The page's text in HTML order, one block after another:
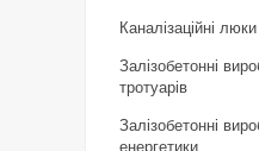
Каналізаційні люки
Залізобетонні
тротуарів
Залізобетонні
енергетики